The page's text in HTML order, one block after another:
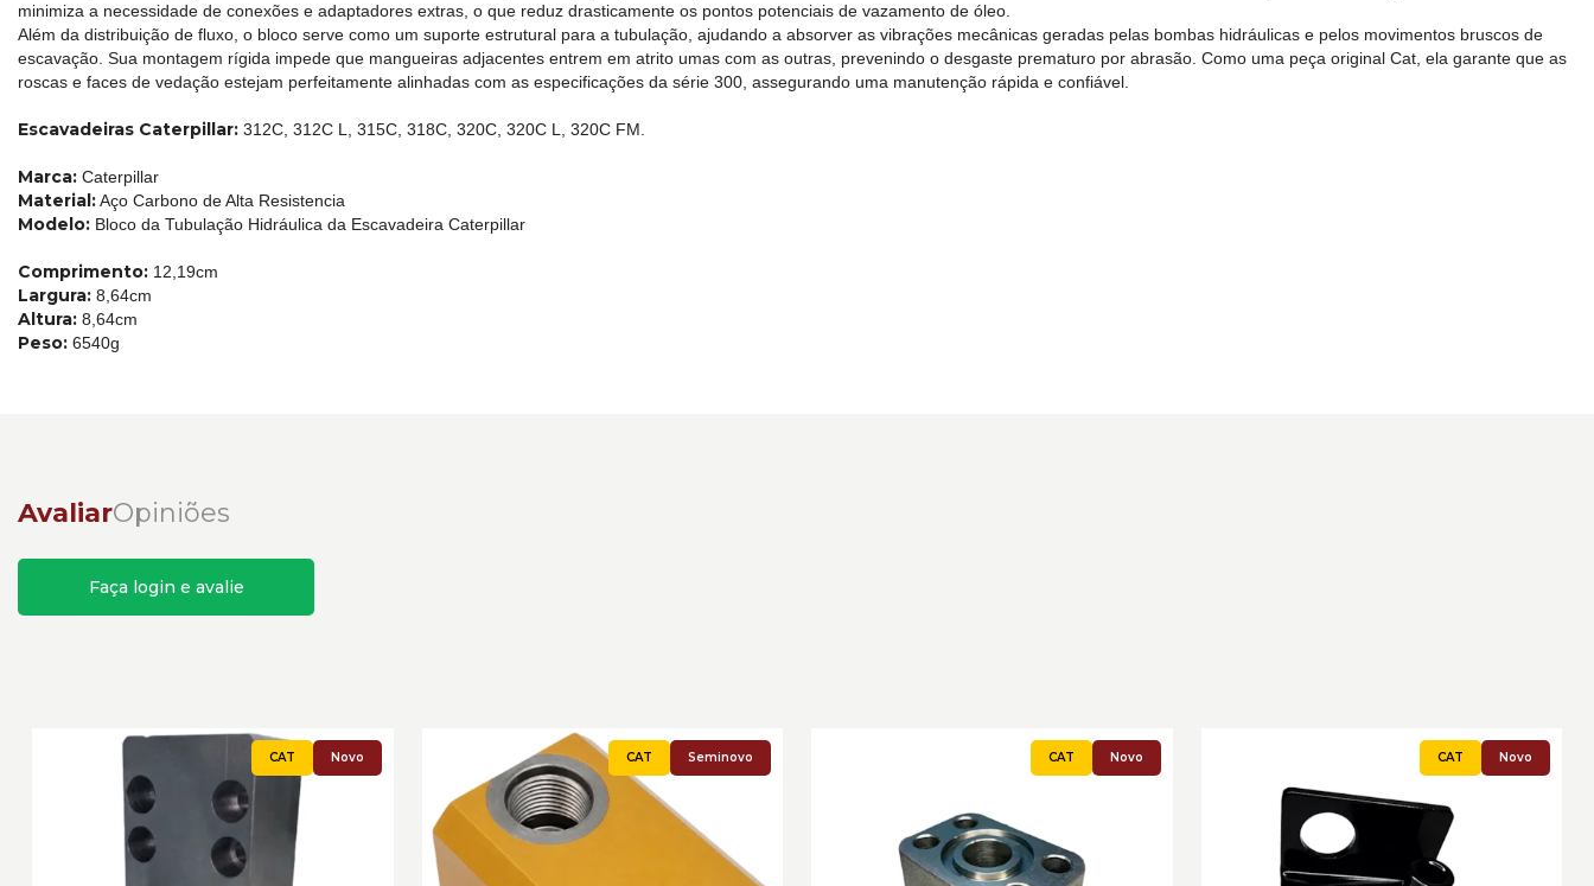
minimiza a necessidade de conexões e adaptadores extras, o que reduz drasticamente os pontos potenciais de vazamento de óleo.
Além da distribuição de fluxo, o bloco serve como um suporte estrutural para a tubulação, ajudando a absorver as vibrações mecânicas geradas pelas bombas hidráulicas e pelos movimentos bruscos de
escavação. Sua montagem rígida impede que mangueiras adjacentes entrem em atrito umas com as outras, prevenindo o desgaste prematuro por abrasão. Como uma peça original Cat, ela garante que as
roscas e faces de vedação estejam perfeitamente alinhadas com as especificações da série 300, assegurando uma manutenção rápida e confiável.
Escavadeiras Caterpillar: 312C, 312C L, 315C, 318C, 320C, 320C L, 320C FM.
Marca: Caterpillar
Material:Aço Carbono de Alta Resistencia
Modelo: Bloco da Tubulação Hidráulica da Escavadeira Caterpillar
Comprimento: 12,19cm
Largura: 8,64cm
Altura: 8,64cm
Peso: 6540g
AvaliarOpiniões
Faça login e avalie
Novo Seminovo Novo Novo